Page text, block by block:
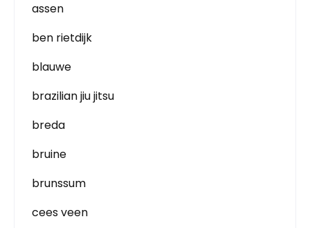
assen
ben rietdijk
blauwe
brazilian jiu jitsu
breda
bruine
brunssum
cees veen